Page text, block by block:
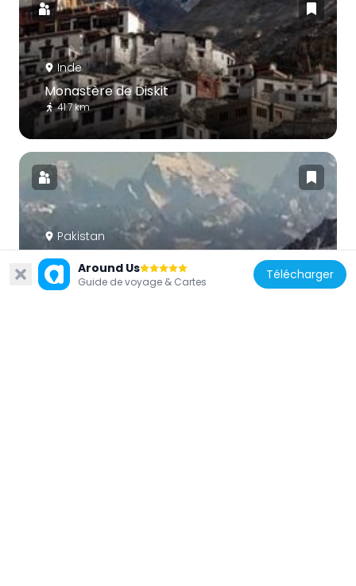
Inde
Monastère de Diskit
41.7 km
Pakistan
Saltoro Kangri
152.8 kmAround Us
Guide de voyage & Cartes Télécharger